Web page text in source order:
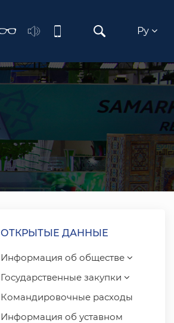
Ру
ОТКРЫТЫЕ ДАННЫЕ
Информация об обществе
Государственные закупки
Командировочные расходы
Информация об уставном